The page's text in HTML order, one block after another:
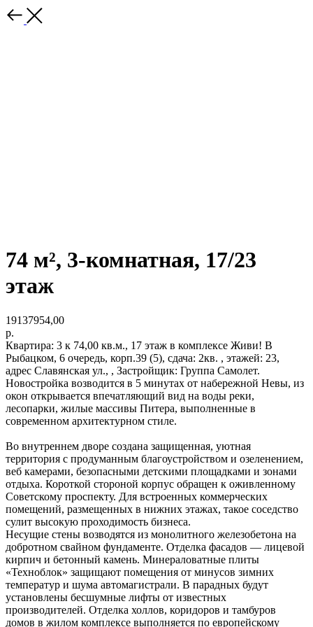
74 м², 3-комнатная, 17/23
этаж
19137954,00
р.
Квартира: 3 к 74,00 кв.м., 17 этаж в комплексе Живи! В
Рыбацком, 6 очередь, корп.39 (5), сдача: 2кв. , этажей: 23,
адрес Славянская ул., , Застройщик: Группа Самолет.
Новостройка возводится в 5 минутах от набережной Невы, из
окон открывается впечатляющий вид на воды реки,
лесопарки, жилые массивы Питера, выполненные в
современном архитектурном стиле.
Во внутреннем дворе создана защищенная, уютная
территория с продуманным благоустройством и озеленением,
веб камерами, безопасными детскими площадками и зонами
отдыха. Короткой стороной корпус обращен к оживленному
Советскому проспекту. Для встроенных коммерческих
помещений, размещенных в нижних этажах, такое соседство
сулит высокую проходимость бизнеса.
Несущие стены возводятся из монолитного железобетона на
добротном свайном фундаменте. Отделка фасадов — лицевой
кирпич и бетонный камень. Минераловатные плиты
«Техноблок» защищают помещения от минусов зимних
температур и шума автомагистрали. В парадных будут
установлены бесшумные лифты от известных
производителей. Отделка холлов, коридоров и тамбуров
домов в жилом комплексе выполняется по европейскому